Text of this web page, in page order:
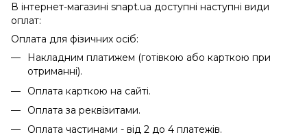
В інтернет-магазині snapt.ua доступні наступні види
оплат:
Оплата для фізичних осіб:
Накладним платижем (готівкою або карткою при
отриманні).
Оплата карткою на сайті.
Оплата за реквізитами.
Оплата частинами - від 2 до 4 платежів.